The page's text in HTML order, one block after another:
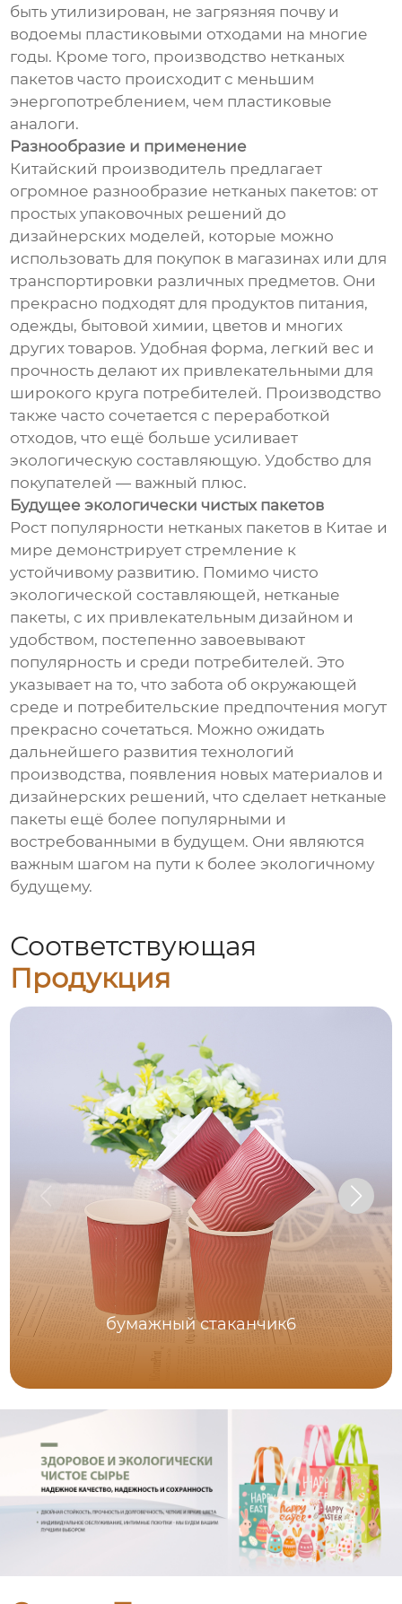
быть утилизирован, не загрязняя почву и
водоемы пластиковыми отходами на многие
годы. Кроме того, производство нетканых
пакетов часто происходит с меньшим
энергопотреблением, чем пластиковые
аналоги.
Разнообразие и применение
Китайский производитель предлагает
огромное разнообразие нетканых пакетов: от
простых упаковочных решений до
дизайнерских моделей, которые можно
использовать для покупок в магазинах или для
транспортировки различных предметов. Они
прекрасно подходят для продуктов питания,
одежды, бытовой химии, цветов и многих
других товаров. Удобная форма, легкий вес и
прочность делают их привлекательными для
широкого круга потребителей. Производство
также часто сочетается с переработкой
отходов, что ещё больше усиливает
экологическую составляющую. Удобство для
покупателей — важный плюс.
Будущее экологически чистых пакетов
Рост популярности нетканых пакетов в Китае и
мире демонстрирует стремление к
устойчивому развитию. Помимо чисто
экологической составляющей, нетканые
пакеты, с их привлекательным дизайном и
удобством, постепенно завоевывают
популярность и среди потребителей. Это
указывает на то, что забота об окружающей
среде и потребительские предпочтения могут
прекрасно сочетаться. Можно ожидать
дальнейшего развития технологий
производства, появления новых материалов и
дизайнерских решений, что сделает нетканые
пакеты ещё более популярными и
востребованными в будущем. Они являются
важным шагом на пути к более экологичному
будущему.
Соответствующая
Продукция
бумажный стаканчик6